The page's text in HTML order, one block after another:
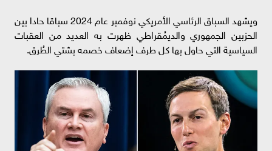
ويشهد السباق الرئاسي الأمريكي نوفمبر عام 2024 سباقا حادا بين
الحزبين الجمهوري والديمُقراطي ظهرت به العديد من العقبات
السياسية التي حاول بها كل طرف إضعاف خصمه بشتي الطُرق.